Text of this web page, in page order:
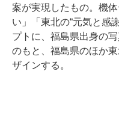
案が実現したもの。機
い」「東北の“元気と感
プトに、福島県出身の
のもと、福島県のほか
ザインする。